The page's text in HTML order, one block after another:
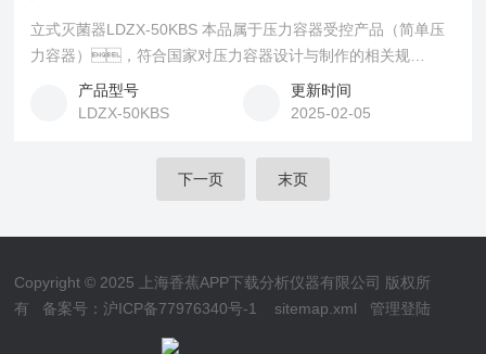
立式灭菌器LDZX-50KBS 本品属于压力容器受控产品（简单压
力容器），符合国家对压力容器设计与制作的相关规
定，并取得了食药监产品注册证和消毒产品卫生许可
证。其结构*可靠，具有快捷简便的操作方式和功能
泄、断水保护、超温自控的数套安全联锁的装
置。本品操作系统采用*的微机自动处理技术，
产品型号
LDZX-50KBS
更新时间
2025-02-05
下一页 末页
Copyright © 2025 上海香蕉APP下载分析仪器有限公司 版权所
有 备案号：沪ICP备77976340号-1 sitemap.xml 管理登陆